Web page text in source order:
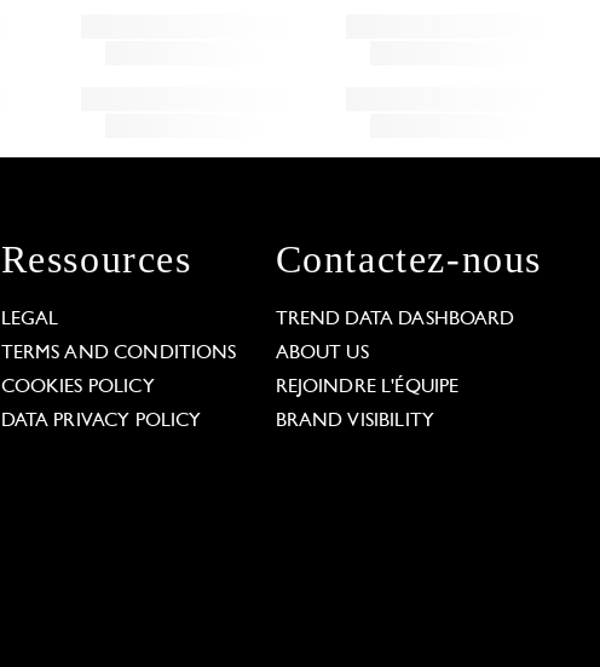
Ressources
LEGAL
TERMS AND CONDITIONS
COOKIES POLICY
DATA PRIVACY POLICY
Contactez-nous
TREND DATA DASHBOARD
ABOUT US
REJOINDRE L'ÉQUIPE
BRAND VISIBILITY